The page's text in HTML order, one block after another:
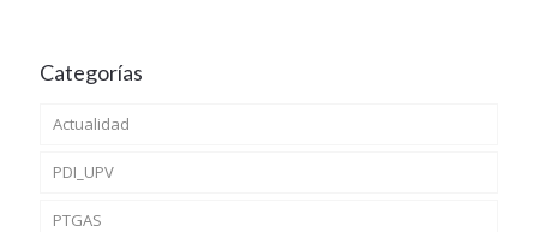
Categorías
Actualidad
PDI_UPV
PTGAS